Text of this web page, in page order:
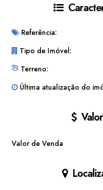
Referência:
Tipo de Imóvel:
Terreno:
Última atualização do
Valor de Venda